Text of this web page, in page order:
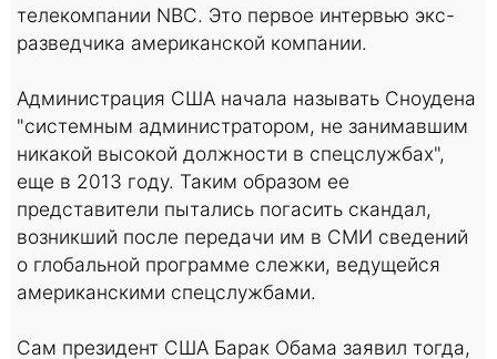
телекомпании NBC. Это первое интервью экс-
разведчика американской компании.
Администрация США начала называть Сноудена
"системным администратором, не занимавшим
никакой высокой должности в спецслужбах",
еще в 2013 году. Таким образом ее
представители пытались погасить скандал,
возникший после передачи им в СМИ сведений
о глобальной программе слежки, ведущейся
американскими спецслужбами.
Сам президент США Барак Обама заявил тогда,